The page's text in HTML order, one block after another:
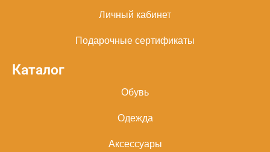
Личный кабинет
Подарочные сертификаты
Каталог
Обувь
Одежда
Аксессуары